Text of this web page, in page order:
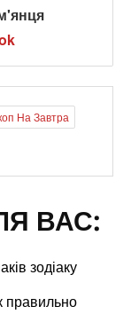
На Завтра
ВАС:
зодіаку
правильно